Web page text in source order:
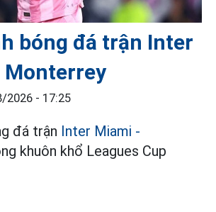
bóng đá trận Inter
Monterrey
2026 - 17:25
đá trận Inter Miami -
khuôn khổ Leagues Cup